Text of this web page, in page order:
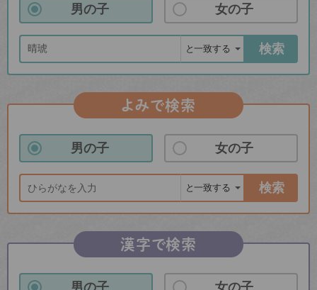
男の子 女の子
検索
よみで検索
男の子 女の子
検索
漢字で検索
男の子 女の子